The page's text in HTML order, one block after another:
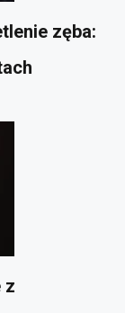
zęba:
z